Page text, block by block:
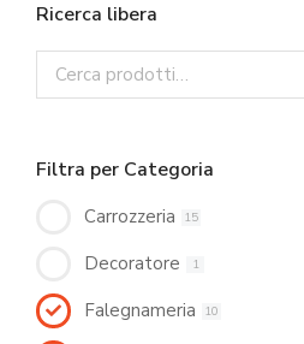
Ricerca libera
Filtra per Categoria
Carrozzeria 15
Decoratore 1
Falegnameria 10